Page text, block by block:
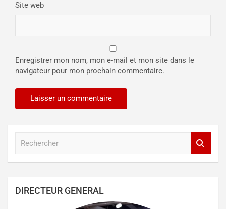
Site web
Enregistrer mon nom, mon e-mail et mon site dans le
navigateur pour mon prochain commentaire.
rDIRECTEUR GENERAL